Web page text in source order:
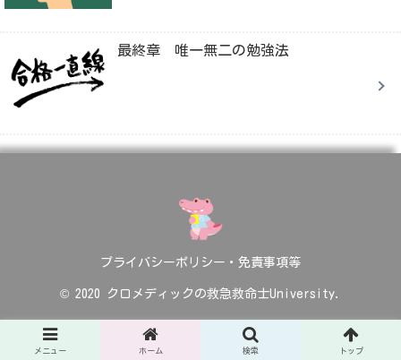
最終章 唯一無二の勉強法
プライバシーポリシー・免責事項等
© 2020 クロメディックの救急救命士University.
メニュー ホーム 検索 トップ